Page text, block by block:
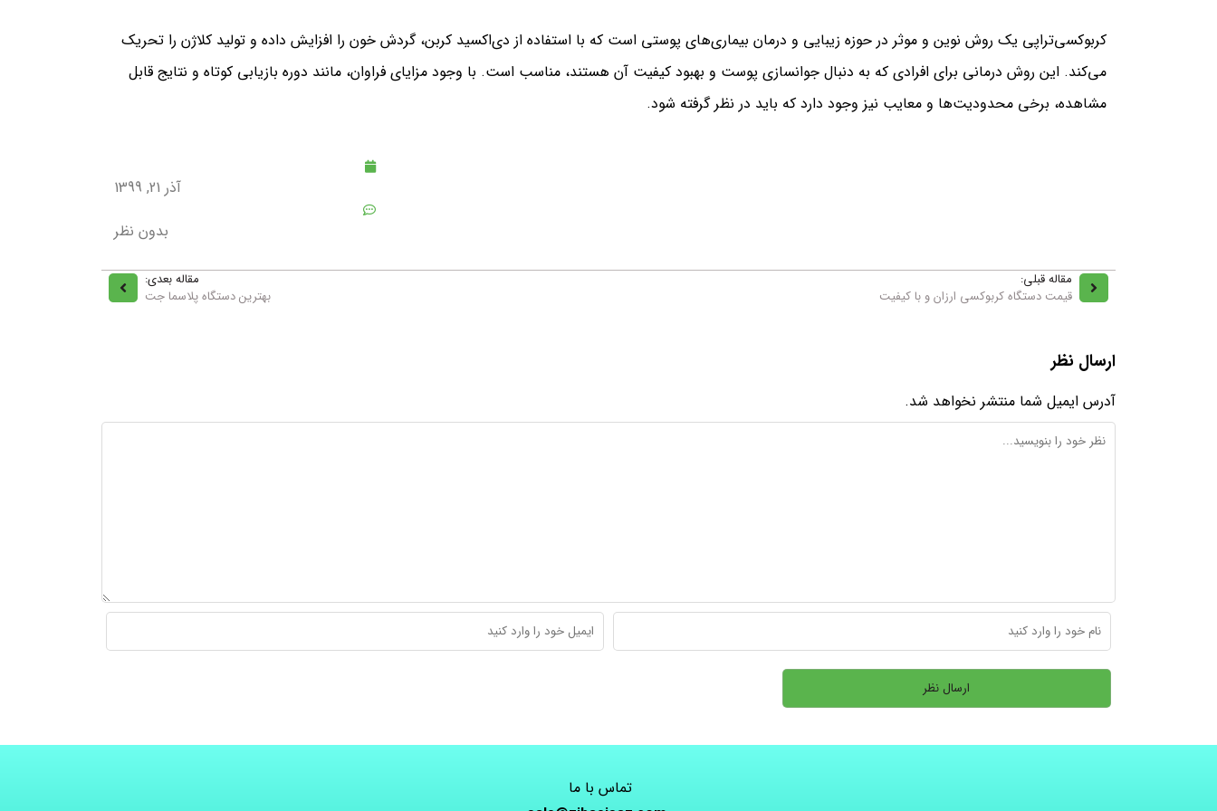
کربوکسی‌تراپی یک روش نوین و موثر در حوزه زیبایی و درمان بیماری‌های پوستی است که با استفاده از دی‌اکسید کربن، گردش خون را افزایش داده و تولید کلاژن را تحریک
می‌کند. این روش درمانی برای افرادی که به دنبال جوانسازی پوست و بهبود کیفیت آن هستند، مناسب است. با وجود مزایای فراوان، مانند دوره بازیابی کوتاه و نتایج قابل
مشاهده، برخی محدودیت‌ها و معایب نیز وجود دارد که باید در نظر گرفته شود.
آذر 21, 1399
بدون نظر
مقاله قبلی:
قیمت دستگاه کربوکسی ارزان و با کیفیت
مقاله بعدی:
بهترین دستگاه پلاسما جت
ارسال نظر
آدرس ایمیل شما منتشر نخواهد شد.
تماس با ما